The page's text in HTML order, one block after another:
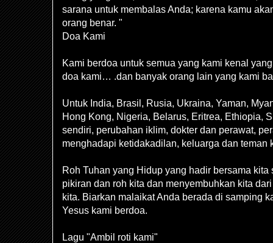
sarana untuk membalas Anda; karena kamu
orang benar. "
Doa Kami
Kami berdoa untuk semua yang kami kenal
doa kami… .dan banyak orang lain yang kami
Untuk India, Brasil, Rusia, Ukraina, Yaman,
Hong Kong, Nigeria, Belarus, Eritrea, Ethiopia,
sendiri, perubahan iklim, dokter dan perawat,
menghadapi ketidakadilan, keluarga dan
Roh Tuhan yang Hidup yang hadir bersama
pikiran dan roh kita dan menyembuhkan kita
kita. Biarkan malaikat Anda berada di samping
Yesus kami berdoa.
Lagu "Ambil roti kami"